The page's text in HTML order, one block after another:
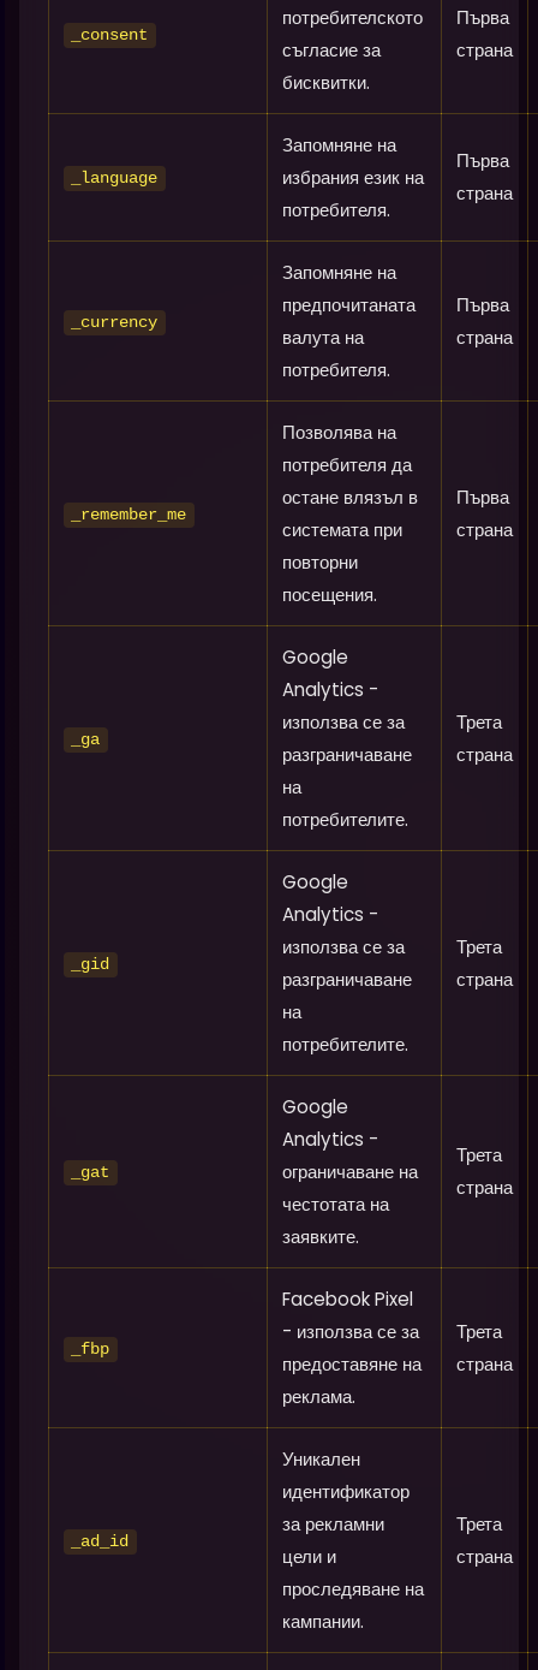
_consent
потребителското
съгласие за
бисквитки.
Първа
страна
_language
Запомняне на
избрания език на
потребителя.
Първа
страна
_currency
Запомняне на
предпочитаната
валута на
потребителя.
Първа
страна
_remember_me
Позволява на
потребителя да
остане влязъл в
системата при
повторни
посещения.
Първа
страна
_ga
Google
Analytics -
използва се за
разграничаване
на
потребителите.
Трета
страна
_gid
Google
Analytics -
използва се за
разграничаване
на
потребителите.
Трета
страна
_gat
Google
Analytics -
ограничаване на
честотата на
заявките.
Трета
страна
_fbp
Facebook Pixel
- използва се за
предоставяне на
реклама.
Трета
страна
_ad_id
Уникален
идентификатор
за рекламни
цели и
проследяване на
кампании.
Трета
страна